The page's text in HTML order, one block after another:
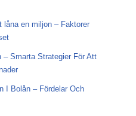
låna en miljon – Faktorer
– Smarta Strategier För Att
I Bolån – Fördelar Och